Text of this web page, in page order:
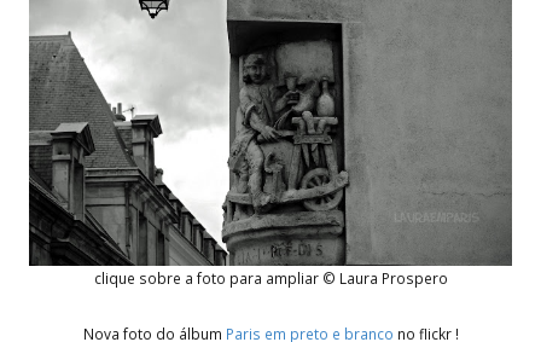
clique sobre a foto para ampliar © Laura Prospero
Nova foto do álbum Paris em preto e branco no flickr !